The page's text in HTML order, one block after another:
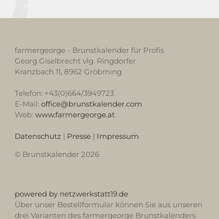
farmergeorge - Brunstkalender für Profis
Georg Giselbrecht vlg. Ringdorfer
Kranzbach 11, 8962 Gröbming
Telefon: +43(0)664/3949723
E-Mail: office@brunstkalender.com
Web: www.farmergeorge.at
Datenschutz | Presse | Impressum
© Brunstkalender 2026
powered by netzwerkstatt19.de
Über unser Bestellformular können Sie aus unseren
drei Varianten des farmergeorge Brunstkalenders